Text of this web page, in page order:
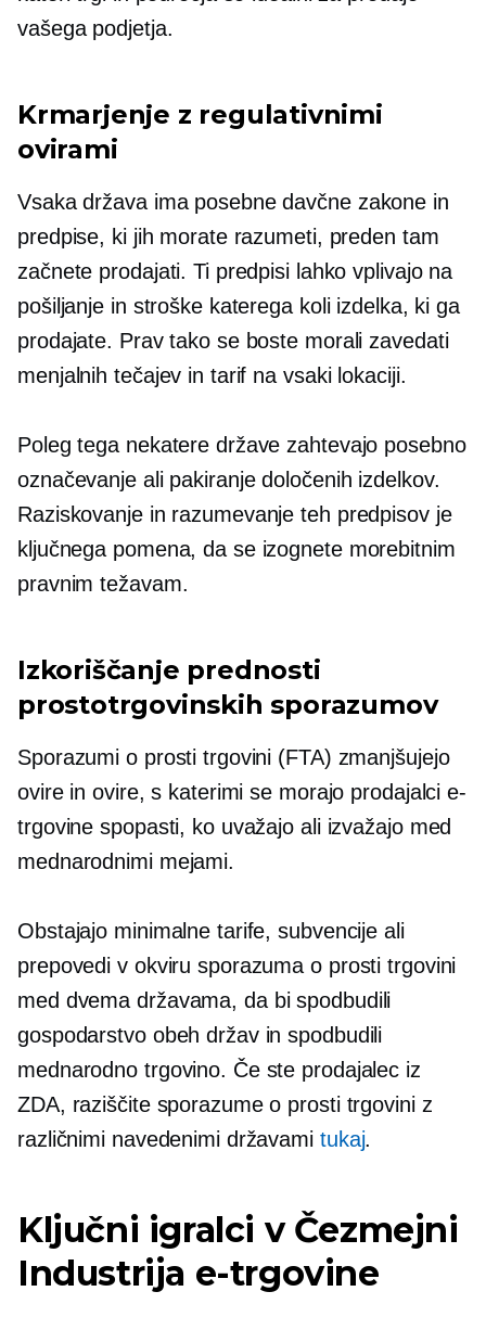
vašega podjetja.
Krmarjenje z regulativnimi
ovirami
Vsaka država ima posebne davčne zakone in
predpise, ki jih morate razumeti, preden tam
začnete prodajati. Ti predpisi lahko vplivajo na
pošiljanje in stroške katerega koli izdelka, ki ga
prodajate. Prav tako se boste morali zavedati
menjalnih tečajev in tarif na vsaki lokaciji.
Poleg tega nekatere države zahtevajo posebno
označevanje ali pakiranje določenih izdelkov.
Raziskovanje in razumevanje teh predpisov je
ključnega pomena, da se izognete morebitnim
pravnim težavam.
Izkoriščanje prednosti
prostotrgovinskih sporazumov
Sporazumi o prosti trgovini (FTA) zmanjšujejo
ovire in ovire, s katerimi se morajo prodajalci e-
trgovine spopasti, ko uvažajo ali izvažajo med
mednarodnimi mejami.
Obstajajo minimalne tarife, subvencije ali
prepovedi v okviru sporazuma o prosti trgovini
med dvema državama, da bi spodbudili
gospodarstvo obeh držav in spodbudili
mednarodno trgovino. Če ste prodajalec iz
ZDA, raziščite sporazume o prosti trgovini z
različnimi navedenimi državami tukaj.
Ključni igralci v Čezmejni
Industrija e-trgovine